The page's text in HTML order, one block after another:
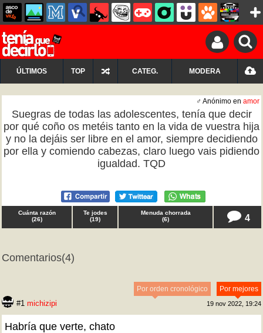
ÚLTIMOS TOP CATEG. MODERA
♂ Anónimo en amor
Suegras de todas las adolescentes, tenía que decir
por qué coño os metéis tanto en la vida de vuestra hija
y no la dejáis ser libre en el amor, siempre decidiendo
por ella y comiendo cabezas, claro luego vais pidiendo
igualdad. TQD
Cuánta razón
(26)
Te jodes
(19)
Menuda chorrada
(6) 4
Comentarios(4)
Por mejores
Por orden cronológico
#1 michizipi 19 nov 2022, 19:24
Habría que verte, chato